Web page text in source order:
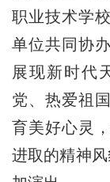
职业技术学
单位共同协
展现新时代
党、热爱祖
育美好心灵
进取的精神